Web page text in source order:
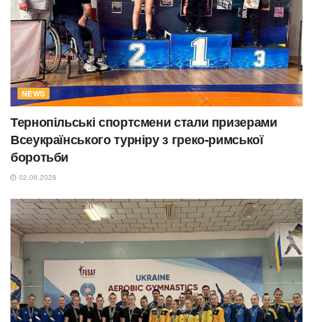
NEWS
Тернопільські спортсмени стали призерами
Всеукраїнського турніру з греко-римської
боротьби
02.06.2026